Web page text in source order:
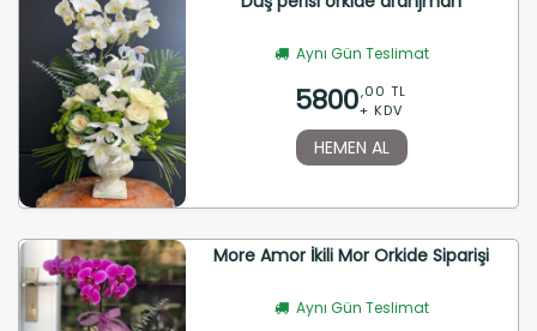
Aynı Gün Teslimat
5800,00 TL
+ KDV
HEMEN AL
More Amor İkili Mor Orkide Siparişi
Aynı Gün Teslimat